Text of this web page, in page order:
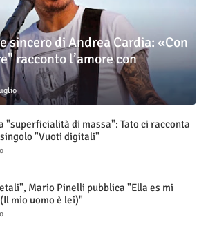
sincero di Andrea Cardia: «Con
racconto l’amore con
"superficialità di massa": Tato ci racconta
"Vuoti digitali"
Mario Pinelli pubblica "Ella es mi
mio uomo è lei)"